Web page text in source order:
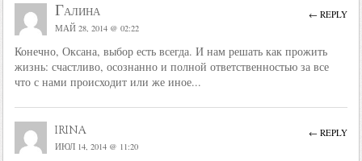
Галина
МАЙ 28, 2014 @ 02:22
Конечно, Оксана, выбор есть всегда. И нам решать как прожить
жизнь: счастливо, осознанно и полной ответственностью за все
что с нами происходит или же иное...
← REPLY
irina
ИЮЛ 14, 2014 @ 11:20
← REPLY